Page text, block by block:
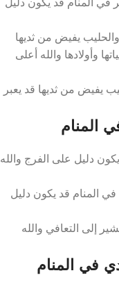
يفيض من ثديها
وأولادها والله أعلى
يفيض من ثديها قد يعبر
المنام
دليل على الفرج والله
المنام قد يكون دليل
إلى التعافي والله
في المنام